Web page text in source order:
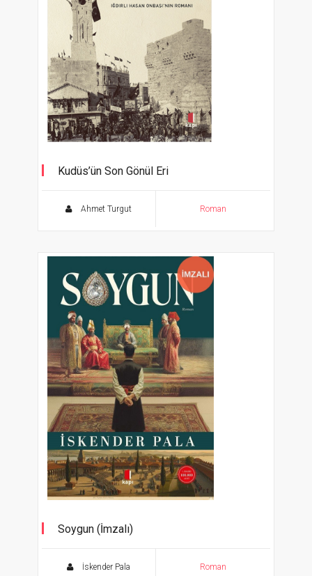
Kudüs’ün Son Gönül Eri
Ahmet Turgut Roman
Soygun (İmzalı)
İskender Pala Roman